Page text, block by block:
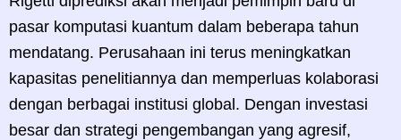
pasar komputasi kuantum dalam beberapa tahun
mendatang. Perusahaan ini terus meningkatkan
kapasitas penelitiannya dan memperluas kolaborasi
dengan berbagai institusi global. Dengan investasi
besar dan strategi pengembangan yang agresif,